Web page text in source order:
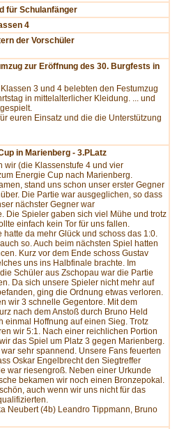
für Schulanfänger
4
der Vorschüler
zur Eröffnung des 30. Burgfests in
3 und 4 belebten den Festumzug
in mittelalterlicher Kleidung. ... und
euren Einsatz und die die Unterstützung
in Marienberg - 3.PLatz
wir (die Klassenstufe 4 und vier
Energie Cup nach Marienberg.
stand uns schon unser erster Gegner
Die Partie war ausgeglichen, so dass
nächster Gegner war
Die Spieler gaben sich viel Mühe und trotz
einfach kein Tor für uns fallen.
hatte da mehr Glück und schoss das 1:0.
so. Auch beim nächsten Spiel hatten
Kurz vor dem Ende schoss Gustav
uns ins Halbfinale brachte. Im
Schüler aus Zschopau war die Partie
Da sich unsere Spieler nicht mehr auf
ging die Ordnung etwas verloren.
wir 3 schnelle Gegentore. Mit dem
nach dem Anstoß durch Bruno Held
einmal Hoffnung auf einen Sieg. Trotz
wir 5:1. Nach einer reichlichen Portion
das Spiel um Platz 3 gegen Marienberg.
sehr spannend. Unsere Fans feuerten
Oskar Engelbrecht den Siegtreffer
war riesengroß. Neben einer Urkunde
bekamen wir noch einen Bronzepokal.
auch wenn wir uns nicht für das
Neubert (4b) Leandro Tippmann, Bruno